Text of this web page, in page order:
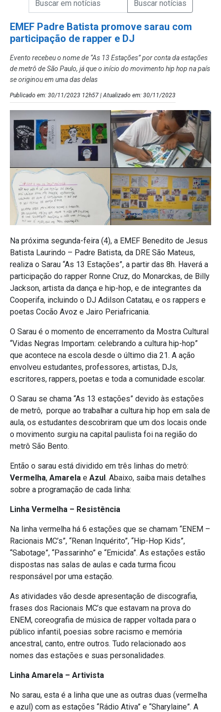
EMEF Padre Batista promove sarau com
participação de rapper e DJ
Evento recebeu o nome de “As 13 Estações” por conta da estações
de metrô de São Paulo, já que o início do movimento hip hop na país
se originou em uma das delas
Publicado em: 30/11/2023 12h57 | Atualizado em: 30/11/2023
Na próxima segunda-feira (4), a EMEF Benedito de Jesus
Batista Laurindo – Padre Batista, da DRE São Mateus,
realiza o Sarau “As 13 Estações”, a partir das 8h. Haverá a
participação do rapper Ronne Cruz, do Monarckas, de Billy
Jackson, artista da dança e hip-hop, e de integrantes da
Cooperifa, incluindo o DJ Adilson Catatau, e os rappers e
poetas Cocão Avoz e Jairo Periafricania.
O Sarau é o momento de encerramento da Mostra Cultural
“Vidas Negras Importam: celebrando a cultura hip-hop”
que acontece na escola desde o último dia 21. A ação
envolveu estudantes, professores, artistas, DJs,
escritores, rappers, poetas e toda a comunidade escolar.
O Sarau se chama “As 13 estações” devido às estações
de metrô, porque ao trabalhar a cultura hip hop em sala de
aula, os estudantes descobriram que um dos locais onde
o movimento surgiu na capital paulista foi na região do
metrô São Bento.
Então o sarau está dividido em três linhas do metrô:
Vermelha, Amarela e Azul. Abaixo, saiba mais detalhes
sobre a programação de cada linha:
Linha Vermelha – Resistência
Na linha vermelha há 6 estações que se chamam “ENEM –
Racionais MC’s”, “Renan Inquérito”, “Hip-Hop Kids”,
“Sabotage”, “Passarinho” e “Emicida”. As estações estão
dispostas nas salas de aulas e cada turma ficou
responsável por uma estação.
As atividades vão desde apresentação de discografia,
frases dos Racionais MC’s que estavam na prova do
ENEM, coreografia de música de rapper voltada para o
público infantil, poesias sobre racismo e memória
ancestral, canto, entre outros. Tudo relacionado aos
nomes das estações e suas personalidades.
Linha Amarela – Artivista
No sarau, esta é a linha que une as outras duas (vermelha
e azul) com as estações “Rádio Ativa” e “Sharylaine”. A